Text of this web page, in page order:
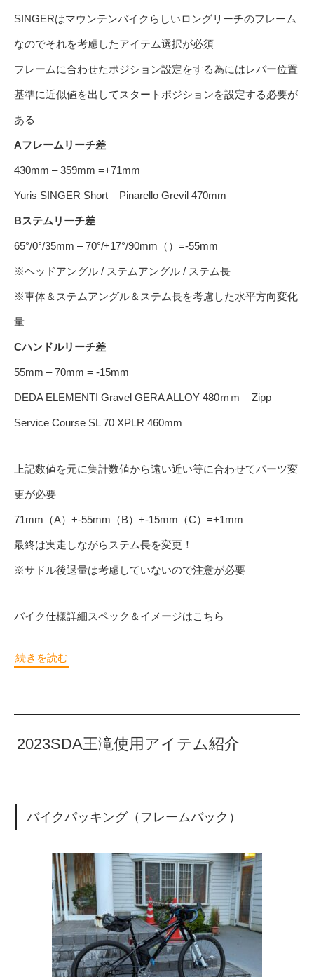
SINGERはマウンテンバイクらしいロングリーチのフレーム
なのでそれを考慮したアイテム選択が必須
フレームに合わせたポジション設定をする為にはレバー位置
基準に近似値を出してスタートポジションを設定する必要が
ある
Aフレームリーチ差
430mm – 359mm =+71mm
Yuris SINGER Short – Pinarello Grevil 470mm
Bステムリーチ差
65°/0°/35mm – 70°/+17°/90mm（）=-55mm
※ヘッドアングル / ステムアングル / ステム長
※車体＆ステムアングル＆ステム長を考慮した水平方向変化
量
Cハンドルリーチ差
55mm – 70mm = -15mm
DEDA ELEMENTI Gravel GERA ALLOY 480ｍｍ – Zipp
Service Course SL 70 XPLR 460mm
上記数値を元に集計数値から遠い近い等に合わせてパーツ変
更が必要
71mm（A）+-55mm（B）+-15mm（C）=+1mm
最終は実走しながらステム長を変更！
※サドル後退量は考慮していないので注意が必要
バイク仕様詳細スペック＆イメージはこちら
続きを読む
2023SDA王滝使用アイテム紹介
バイクパッキング（フレームバック）